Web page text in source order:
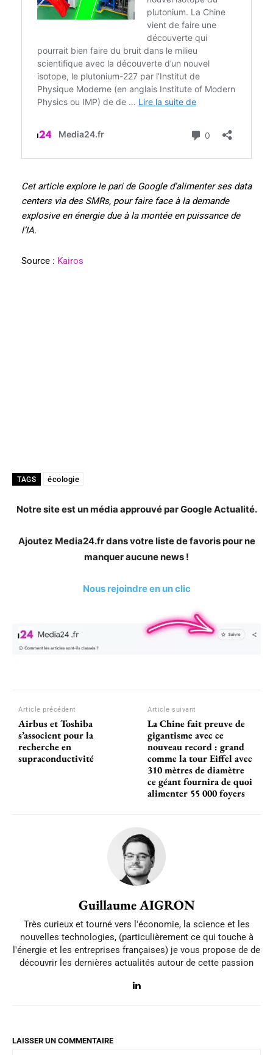
Cet article explore le pari de Google d’alimenter ses data
centers via des SMRs, pour faire face à la demande
explosive en énergie due à la montée en puissance de
l’IA.
Source : Kairos
TAGS écologie
Notre site est un média approuvé par Google Actualité.
Ajoutez Media24.fr dans votre liste de favoris pour ne
manquer aucune news !
Nous rejoindre en un clic
Article précédent
Airbus et Toshiba
s’associent pour la
recherche en
supraconductivité
Article suivant
La Chine fait preuve de
gigantisme avec ce
nouveau record : grand
comme la tour Eiffel avec
310 mètres de diamètre
ce géant fournira de quoi
alimenter 55 000 foyers
Guillaume AIGRON
Très curieux et tourné vers l'économie, la science et les
nouvelles technologies, (particulièrement ce qui touche à
l'énergie et les entreprises françaises) je vous propose de de
découvrir les dernières actualités autour de cette passion
LAISSER UN COMMENTAIRE